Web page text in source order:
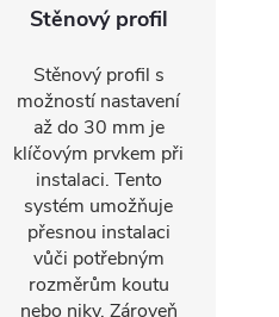
Stěnový profil
Stěnový profil s
možností nastavení
až do 30 mm je
klíčovým prvkem při
instalaci. Tento
systém umožňuje
přesnou instalaci
vůči potřebným
rozměrům koutu
nebo niky. Zároveň